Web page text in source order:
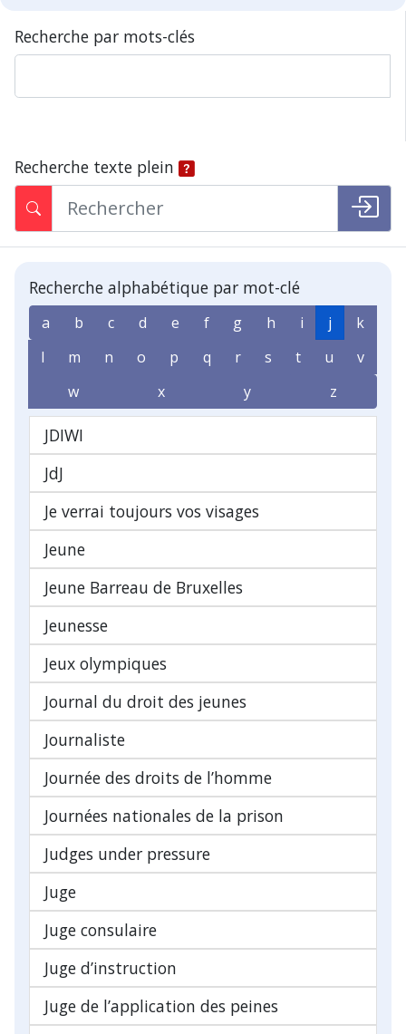
Recherche par mots-clés
Recherche texte plein
Recherche alphabétique par mot-clé
a b c d e f g h i j
k
l
m n o p q r s t u
v
w
x y z
JDIWI
JdJ
Je verrai toujours vos visages
Jeune
Jeune Barreau de Bruxelles
Jeunesse
Jeux olympiques
Journal du droit des jeunes
Journaliste
Journée des droits de l’homme
Journées nationales de la prison
Judges under pressure
Juge
Juge consulaire
Juge d’instruction
Juge de l’application des peines